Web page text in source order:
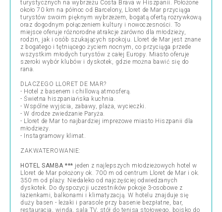
turystycznych na wybrzeżu Costa Brava w Hiszpanii. Położone
około 70 km na północ od Barcelony, Lloret de Mar przyciąga
turystów swoim pięknym wybrzeżem, bogatą ofertą rozrywkową
oraz dogodnym połączeniem kultury i nowoczesności. To
miejsce oferuje różnorodne atrakcje zarówno dla młodzieży,
rodzin, jak i osób szukających spokoju. Lloret de Mar jest znane
z bogatego i tętniącego życiem nocnym, co przyciąga przede
wszystkim młodych turystów z całej Europy. Miasto oferuje
szeroki wybór klubów i dyskotek, gdzie można bawić się do
rana.
DLACZEGO LLORET DE MAR?
- Hotel z basenem i chillową atmosferą.
- Świetna hiszpaniańska kuchnia.
- Wspólne wyjścia, zabawy, plaża, wycieczki.
- W drodze zwiedzanie Paryża.
- Lloret de Mar to najbardziej imprezowe miasto Hiszpanii dla
młodzieży.
- Instagramowy klimat.
ZAKWATEROWANIE:
HOTEL SAMBA *** jeden z najlepszych młodzieżowych hotel w
Lloret de Mar położony ok. 700 m od centrum Lloret de Mar i ok.
350 m od plaży. Niedaleko od najczęściej odwiedzanych
dyskotek. Do dyspozycji uczestników pokoje 3-osobowe z
łazienkami, balkonami i klimatyzacją. W hotelu znajduje się
duży basen - leżaki i parasole przy basenie bezpłatne, bar,
restauracja, winda, sala TV, stół do tenisa stołowego, boisko do